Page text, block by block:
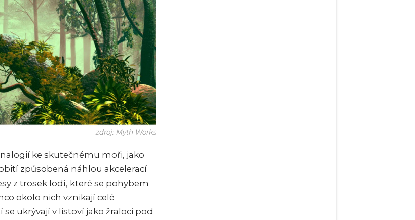
zdroj: Myth Works
ke skutečnému moři, jako
způsobená náhlou akcelerací
z trosek lodí, které se pohybem
okolo nich vznikají celé
ukrývají v listoví jako žraloci pod